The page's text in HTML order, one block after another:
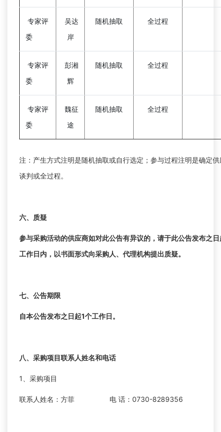
专家评
委
吴达
岸
随机抽取 全过程
专家评
委
彭湘
辉
随机抽取 全过程
专家评
委
魏征
途
随机抽取 全过程
注：产生方式注明是随机抽取或自行选定；参与过程注明是确定
谈判或全过程。
六、质疑
参与采购活动的供应商如对此公告有异议的，请于此公告发布之
工作日内，以书面形式向采购人、代理机构提出质疑。
七、公告期限
自本公告发布之日起1个工作日。
八、采购项目联系人姓名和电话
1、采购项目
联系人姓名：方菲 电 话：0730-8289356